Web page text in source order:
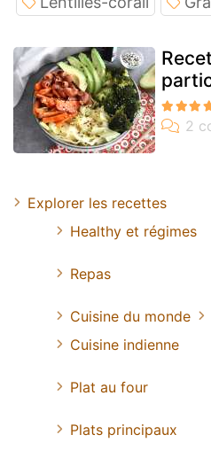
Explorer les recettes
Healthy et régimes
Repas
Cuisine du monde
Cuisine indienne
Plat au four
Plats principaux